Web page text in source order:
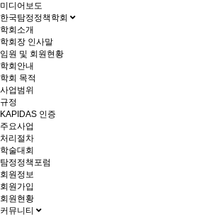
미디어보도
한국탐정정책학회
학회소개
학회장 인사말
임원 및 회원현황
학회안내
학회 목적
사업범위
규정
KAPIDAS 인증
주요사업
처리절차
학술대회
탐정정책포럼
회원정보
회원가입
회원현황
커뮤니티